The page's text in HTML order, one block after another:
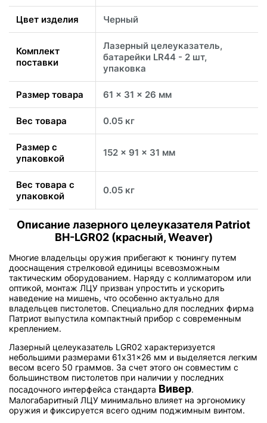
Цвет изделия Черный
Комплект
поставки
Лазерный целеуказатель,
батарейки LR44 - 2 шт,
упаковка
Размер товара 61 x 31 x 26 мм
Вес товара 0.05 кг
Размер с
упаковкой
152 x 91 x 31 мм
Вес товара с
упаковкой
0.05 кг
Описание лазерного целеуказателя Patriot
BH-LGR02 (красный, Weaver)
Многие владельцы оружия прибегают к тюнингу путем
дооснащения стрелковой единицы всевозможным
тактическим оборудованием. Наряду с коллиматором или
оптикой, монтаж ЛЦУ призван упростить и ускорить
наведение на мишень, что особенно актуально для
владельцев пистолетов. Специально для последних фирма
Патриот выпустила компактный прибор с современным
креплением.
Лазерный целеуказатель LGR02 характеризуется
небольшими размерами 61x31x26 мм и выделяется легким
весом всего 50 граммов. За счет этого он совместим с
большинством пистолетов при наличии у последних
посадочного интерфейса стандарта Вивер.
Малогабаритный ЛЦУ минимально влияет на эргономику
оружия и фиксируется всего одним поджимным винтом.